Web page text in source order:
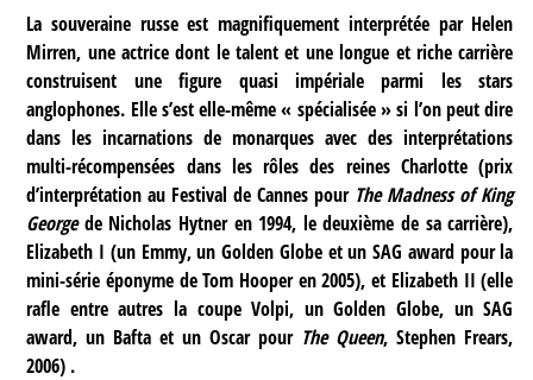
La souveraine russe est magnifiquement interprétée par Helen
Mirren, une actrice dont le talent et une longue et riche carrière
construisent une figure quasi impériale parmi les stars
anglophones. Elle s’est elle-même « spécialisée » si l’on peut dire
dans les incarnations de monarques avec des interprétations
multi-récompensées dans les rôles des reines Charlotte (prix
d’interprétation au Festival de Cannes pour The Madness of King
Georgede Nicholas Hytner en 1994, le deuxième de sa carrière),
Elizabeth I (un Emmy, un Golden Globe et un SAG award pour la
mini-série éponyme de Tom Hooper en 2005), et Elizabeth II (elle
rafle entre autres la coupe Volpi, un Golden Globe, un SAG
award, un Bafta et un Oscar pour The Queen, Stephen Frears,
2006) .